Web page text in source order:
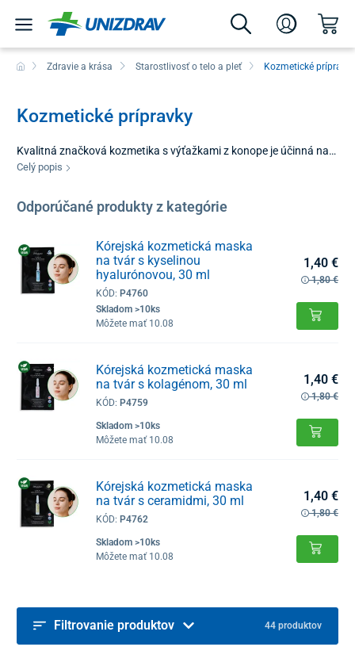
Zdravie a krása Starostlivosť o telo a pleť Kozmetické prípravky
Kozmetické prípravky
Kvalitná značková kozmetika s výťažkami z konope je účinná na
odstránenie oparov, ekzémov, zmiernenie psoriáry, sebory a akné.
odstránenie celulitídy a kožnej alergie. Taktiež u nás nájdete Bio
kokosový olej, indulonu, lactovit, bielu lekársku vazelínu a
Celý popis
Odporúčané produkty z kategórie
Kórejská kozmetická maska
na tvár s kyselinou
hyalurónovou, 30 ml
KÓD: P4760
Skladom >10ks
Môžete mať 10.08
1,40 €
1,80 €
Kórejská kozmetická maska
na tvár s kolagénom, 30 ml
KÓD: P4759
Skladom >10ks
Môžete mať 10.08
1,40 €
1,80 €
Kórejská kozmetická maska
na tvár s ceramidmi, 30 ml
KÓD: P4762
Skladom >10ks
Môžete mať 10.08
1,40 €
1,80 €
Filtrovanie produktov 44 produktov